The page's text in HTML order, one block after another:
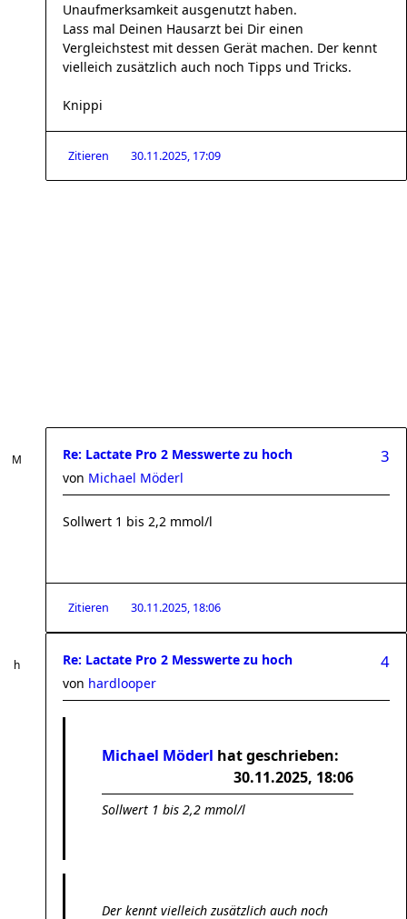
Unaufmerksamkeit ausgenutzt haben.
Lass mal Deinen Hausarzt bei Dir einen
Vergleichstest mit dessen Gerät machen. Der kennt
vielleich zusätzlich auch noch Tipps und Tricks.
Knippi
Zitieren 30.11.2025, 17:09
Re: Lactate Pro 2 Messwerte zu hoch 3
von Michael Möderl
Sollwert 1 bis 2,2 mmol/l
Zitieren 30.11.2025, 18:06
Re: Lactate Pro 2 Messwerte zu hoch 4
von hardlooper
Michael Möderl hat geschrieben:
30.11.2025, 18:06
Sollwert 1 bis 2,2 mmol/l
Der kennt vielleich zusätzlich auch noch